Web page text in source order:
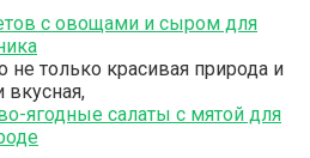
с овощами и сыром для
только красивая природа и
вкусная,